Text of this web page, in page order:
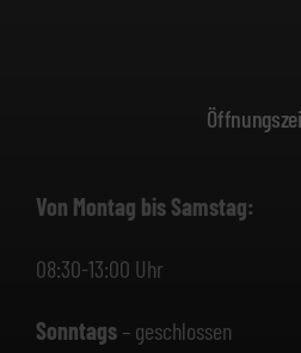
Von Montag bis Samstag:
08:30-13:00 Uhr
Sonntags– geschlossen